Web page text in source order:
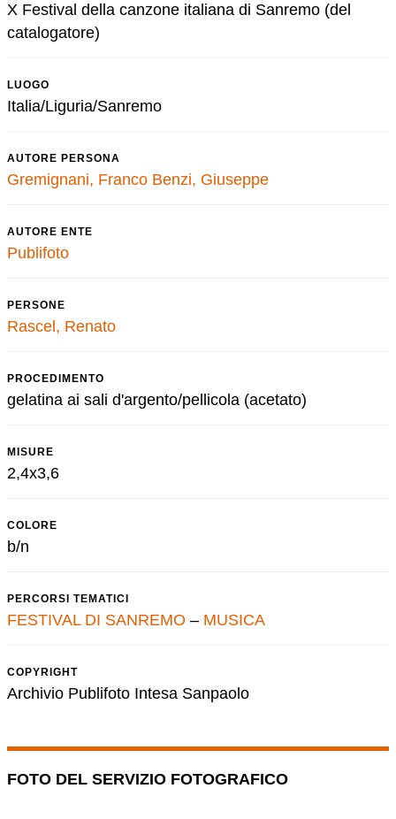
X Festival della canzone italiana di Sanremo (del
catalogatore)
LUOGO
Italia/Liguria/Sanremo
AUTORE PERSONA
Gremignani, Franco Benzi, Giuseppe
AUTORE ENTE
Publifoto
PERSONE
Rascel, Renato
PROCEDIMENTO
gelatina ai sali d'argento/pellicola (acetato)
MISURE
2,4x3,6
COLORE
b/n
PERCORSI TEMATICI
FESTIVAL DI SANREMO – MUSICA
COPYRIGHT
Archivio Publifoto Intesa Sanpaolo
FOTO DEL SERVIZIO FOTOGRAFICO